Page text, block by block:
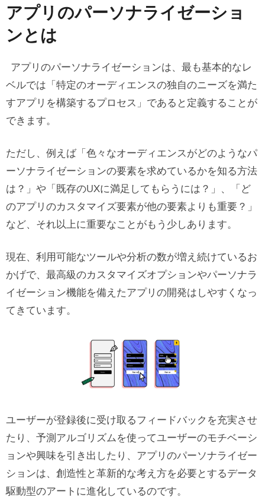
アプリの パーソナライゼーションが重
要な理由
セグメンテーション、カスタマイズ
モバイルアプリをパーソナライズ化す
る方法
2. オンボーディング体験に磨きをかける
3. パーソナライゼーションが うまく反映
されたコンテンツを作る
4. プッシュ通知を有効にする
ション
モバイルのパーソナライゼーションに
取り組む最善の方法
アプリのパーソナライゼーショ
ンとは
アプリのパーソナライゼーションは、最も基本的なレ
ベルでは「特定のオーディエンスの独自のニーズを満た
すアプリを構築するプロセス」であると定義することが
できます。
ただし、例えば「色々なオーディエンスがどのようなパ
ーソナライゼーションの要素を求めているかを知る方法
は？」や「既存のUXに満足してもらうには？」、「ど
のアプリのカスタマイズ要素が他の要素よりも重要？」
など、それ以上に重要なことがもう少しあります。
現在、利用可能なツールや分析の数が増え続けているお
かげで、最高級のカスタマイズオプションやパーソナラ
イゼーション機能を備えたアプリの開発はしやすくなっ
てきています。
ユーザーが登録後に受け取るフィードバックを充実させ
たり、予測アルゴリズムを使ってユーザーのモチベーシ
ョンや興味を引き出したり、アプリのパーソナライゼー
ションは、創造性と革新的な考え方を必要とするデータ
駆動型のアートに進化しているのです。